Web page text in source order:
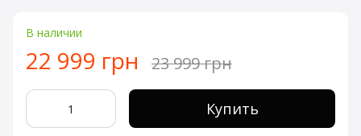
В наличии
22 999 грн 23 999 грн
Купить